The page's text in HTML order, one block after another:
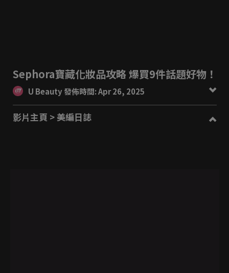
Sephora寶藏化妝品攻略 爆買9件話題好物！
U Beauty 發佈時間: Apr 26, 2025
影片主頁 > 美編日誌